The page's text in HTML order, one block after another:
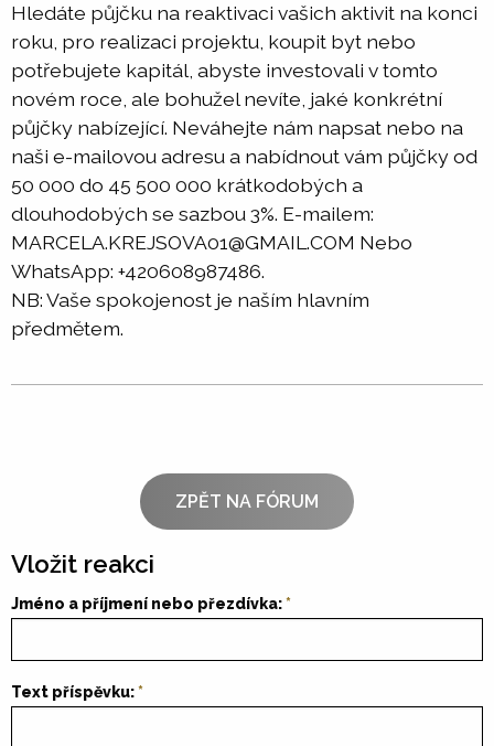
Hledáte půjčku na reaktivaci vašich aktivit na konci
roku, pro realizaci projektu, koupit byt nebo
potřebujete kapitál, abyste investovali v tomto
novém roce, ale bohužel nevíte, jaké konkrétní
půjčky nabízející. Neváhejte nám napsat nebo na
naši e-mailovou adresu a nabídnout vám půjčky od
50 000 do 45 500 000 krátkodobých a
dlouhodobých se sazbou 3%. E-mailem:
MARCELA.KREJSOVA01@GMAIL.COM Nebo
WhatsApp: +420608987486.
NB: Vaše spokojenost je naším hlavním
předmětem.
ZPĚT NA FÓRUM
Vložit reakci
Jméno a příjmení nebo přezdívka:
Text příspěvku: